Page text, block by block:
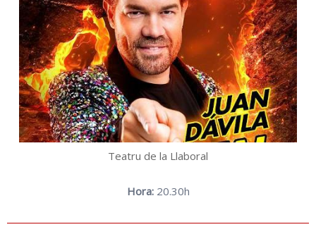
Teatru de la Llaboral
Hora:20.30h